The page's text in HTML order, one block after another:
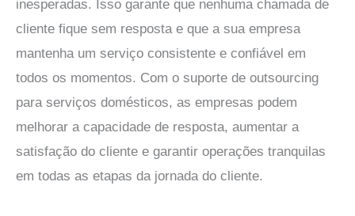
inesperadas. Isso garante que nenhuma chamada de
cliente fique sem resposta e que a sua empresa
mantenha um serviço consistente e confiável em
todos os momentos. Com o suporte de outsourcing
para serviços domésticos, as empresas podem
melhorar a capacidade de resposta, aumentar a
satisfação do cliente e garantir operações tranquilas
em todas as etapas da jornada do cliente.